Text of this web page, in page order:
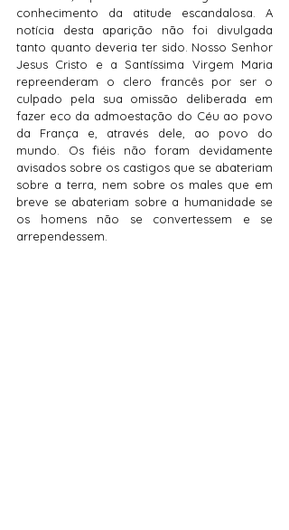
conhecimento da atitude escandalosa. A
notícia desta aparição não foi divulgada
tanto quanto deveria ter sido. Nosso Senhor
Jesus Cristo e a Santíssima Virgem Maria
repreenderam o clero francês por ser o
culpado pela sua omissão deliberada em
fazer eco da admoestação do Céu ao povo
da França e, através dele, ao povo do
mundo. Os fiéis não foram devidamente
avisados sobre os castigos que se abateriam
sobre a terra, nem sobre os males que em
breve se abateriam sobre a humanidade se
os homens não se convertessem e se
arrependessem.